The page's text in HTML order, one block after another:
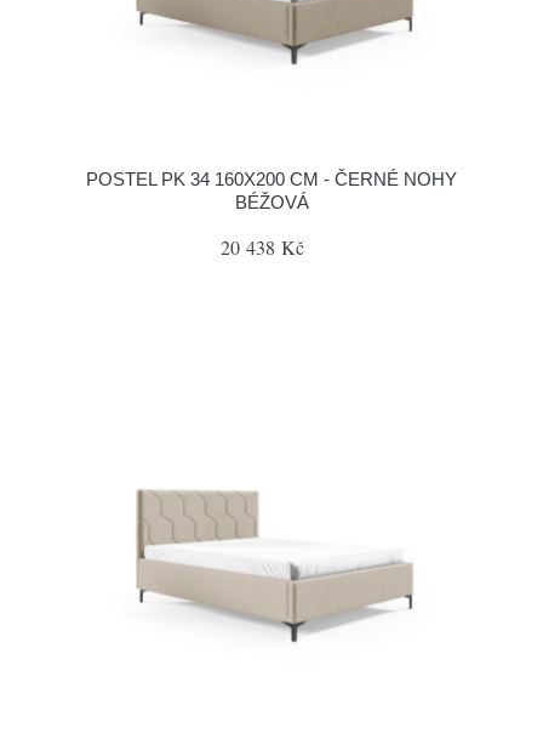
POSTEL PK 34 160X200 CM - ČERNÉ NOHY
BÉŽOVÁ
20 438 Kč